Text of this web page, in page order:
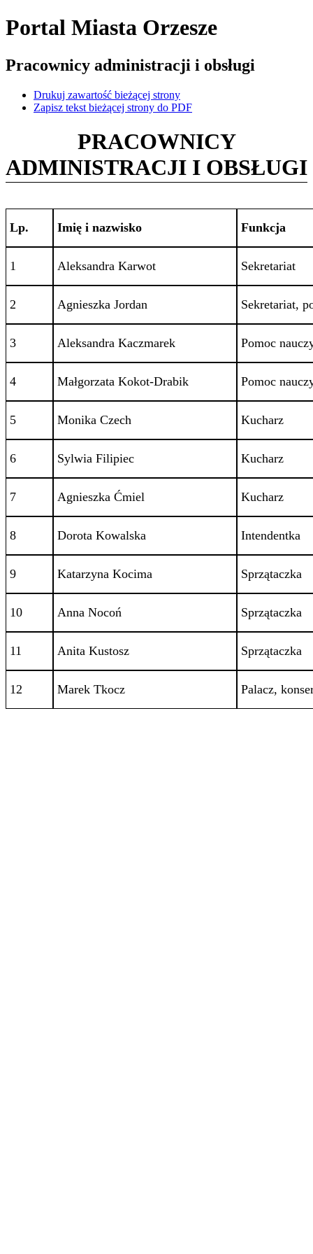
Portal Miasta Orzesze
Pracownicy administracji i obsługi
Drukuj zawartość bieżącej strony
Zapisz tekst bieżącej strony do PDF
PRACOWNICY
ADMINISTRACJI I OBSŁUGI
Lp. Imię i nazwisko Funkcja
1 Aleksandra Karwot Sekretariat
2 Agnieszka Jordan Sekretariat,
3 Aleksandra Kaczmarek Pomoc
4 Małgorzata Kokot-Drabik Pomoc
5 Monika Czech Kucharz
6 Sylwia Filipiec Kucharz
7 Agnieszka Ćmiel Kucharz
8 Dorota Kowalska Intendentka
9 Katarzyna Kocima Sprzątaczka
10 Anna Nocoń Sprzątaczka
11 Anita Kustosz Sprzątaczka
12 Marek Tkocz Palacz,